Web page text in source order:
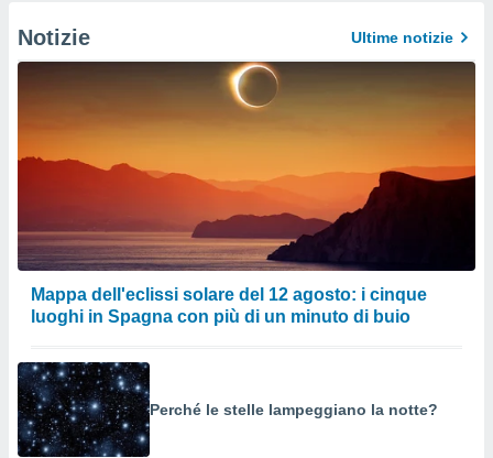
Notizie Ultime notizie
Mappa dell'eclissi solare del 12 agosto: i cinque
luoghi in Spagna con più di un minuto di buio
Perché le stelle lampeggiano la notte?